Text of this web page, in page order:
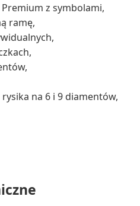
z symbolami,
ramę,
na 6 i 9 diamentów,